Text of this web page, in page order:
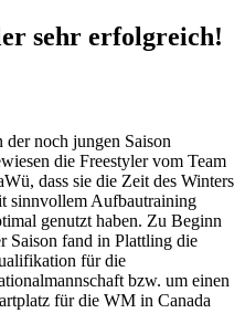
sehr erfolgreich!
der noch jungen Saison
die Freestyler vom Team
dass sie die Zeit des Winters
sinnvollem Aufbautraining
genutzt haben. Zu Beginn
Saison fand in Plattling die
für die
bzw. um einen
für die WM in Canada